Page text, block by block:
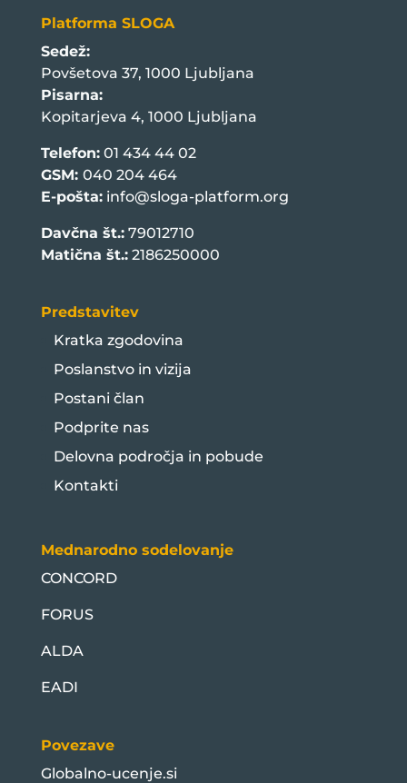
Platforma SLOGA
Sedež:
Povšetova 37, 1000 Ljubljana
Pisarna:
Kopitarjeva 4, 1000 Ljubljana
Telefon:01 434 44 02
GSM: 040 204 464
E-pošta: info@sloga-platform.org
Davčna št.:79012710
Matična št.:2186250000
Predstavitev
Kratka zgodovina
Poslanstvo in vizija
Postani član
Podprite nas
Delovna področja in pobude
Kontakti
Mednarodno sodelovanje
CONCORD
FORUS
ALDA
EADI
Povezave
Globalno-ucenje.si